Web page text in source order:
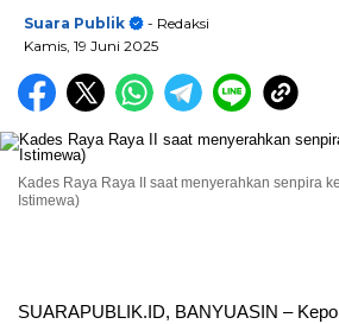
Suara Publik
- Redaksi
Kamis, 19 Juni 2025
Kades Raya Raya II saat menyerahkan senpira
Istimewa)
SUARAPUBLIK.ID, BANYUASIN –